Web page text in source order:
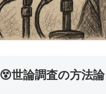
😵世論調査の方法